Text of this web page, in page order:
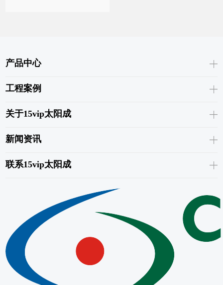
产品中心
工程案例
关于15vip太阳成
新闻资讯
联系15vip太阳成